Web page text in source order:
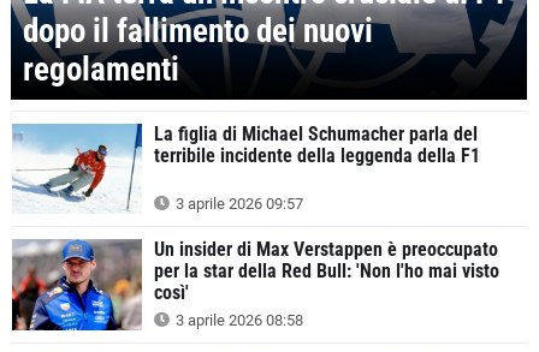
dopo il fallimento dei nuovi
regolamenti
La figlia di Michael Schumacher parla del
terribile incidente della leggenda della F1
3 aprile 2026 09:57
Un insider di Max Verstappen è preoccupato
per la star della Red Bull: 'Non l'ho mai visto
così'
3 aprile 2026 08:58